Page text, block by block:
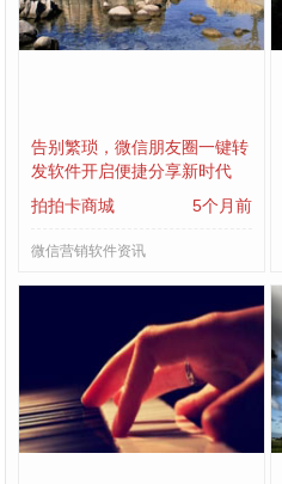
告别繁琐，微信朋友圈一键转
发软件开启便捷分享新时代
拍拍卡商城
5个月前
微信营销软件资讯